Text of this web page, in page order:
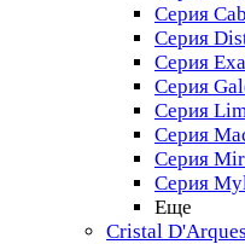
Серия
Серия
Серия
Серия
Серия
Серия
Серия
Серия
Еще
Cristal